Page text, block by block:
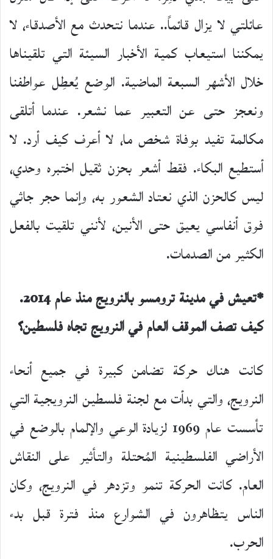
عائلتي لا يزال قائماً.. عندما نتحدث مع الأصدقاء، لا
يمكننا استيعاب كمية الأخبار السيئة التي تلقيناها
خلال الأشهر السبعة الماضية. الوضع يُعطِل عواطفنا
ونعجز حتى عن التعبير عما نشعر. عندما أتلقى
مكالمة تفيد بوفاة شخص ما، لا أعرف كيف أرد. لا
أستطيع البكاء. فقط أشعر بحزن ثقيل اختبره وحدي،
ليس كالحزن الذي نعتاد الشعور به، وإنما حجر جاثي
فوق أنفاسي يعيق حتى الأنين، لأنني تلقيت بالفعل
الكثير من الصدمات.
*تعيش في مدينة ترومسو بالنرويج منذ عام 2014.
كيف تصف الموقف العام في النرويج تجاه فلسطين؟
كانت هناك حركة تضامن كبيرة في جميع أنحاء
النرويج، والتي بدأت مع لجنة فلسطين النرويجية التي
تأسست عام 1969 لزيادة الوعي والإلمام بالوضع في
الأراضي الفلسطينية المُحتلة والتأثير على النقاش
العام. كانت الحركة تنمو وتزدهر في النرويج، وكان
الناس يتظاهرون في الشوارع منذ فترة قبل بدء
الحرب.